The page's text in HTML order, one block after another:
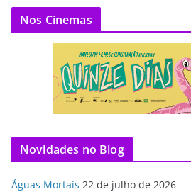
Nos Cinemas
Novidades no Blog
Águas Mortais 22 de julho de 2026